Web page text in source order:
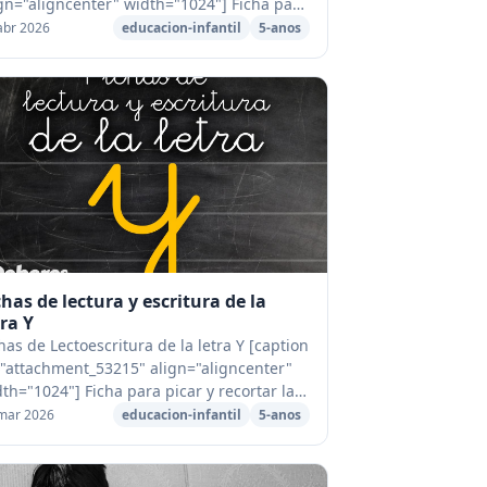
de la letra L[/caption] [caption
2026 educacion-infantil 5-anos
de lectura y escritura de la
Y
de Lectoescritura de la letra Y [caption
align="aligncenter"
Ficha para picar y recortar la
Y[/caption] [caption
2026 educacion-infantil 5-anos